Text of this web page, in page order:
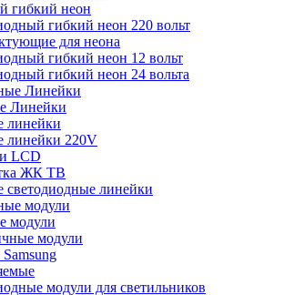
гибкий неон
гибкий неон 220 вольт
для неона
гибкий неон 12 вольт
гибкий неон 24 вольта
Линейки
линейки
линейки 220V
LCD
ЖК ТВ
светодиодные линейки
модули
модули
модули для светильников